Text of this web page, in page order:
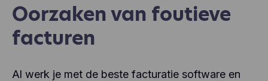
Oorzaken van foutieve
facturen
Al werk je met de beste facturatie software en